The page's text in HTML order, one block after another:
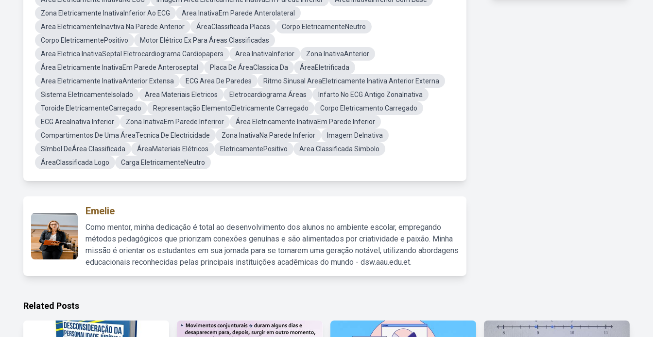
Zona Eletricamente InativaInferior Ao ECG
Area InativaEm Parede Anterolateral
Area EletricamenteInavtiva Na Parede Anterior
ÁreaClassificada Placas
Corpo EletricamenteNeutro
Corpo EletricamentePositivo
Motor Elétrico Ex Para Áreas Classificadas
Area Eletrica InativaSeptal Eletrocardiograma Cardiopapers
Area InativaInferior
Zona InativaAnterior
Área Eletricamente InativaEm Parede Anteroseptal
Placa De ÁreaClassica Da
ÁreaEletrificada
Area Eletricamente InativaAnterior Extensa
ECG Area De Paredes
Ritmo Sinusal AreaEletricamente Inativa Anterior Externa
Sistema EletricamenteIsolado
Area Materiais Eletricos Eletrocardiograma Áreas
Infarto No ECG Antigo ZonaInativa
Toroide EletricamenteCarregado
Representação ElementoEletricamente Carregado
Corpo Eletricamento Carregado
ECG AreaInativa Inferior
Zona InativaEm Parede Inferiror
Área Eletricamente InativaEm Parede Inferior
Compartimentos De Uma ÁreaTecnica De Electricidade
Zona InativaNa Parede Inferior
Imagem DeInativa
Símbol DeÁrea Classificada
ÁreaMateriais Elétricos EletricamentePositivo
Area Classificada Simbolo
ÁreaClassificada Logo
Carga EletricamenteNeutro
Emelie
Como mentor, minha dedicação é total ao desenvolvimento dos alunos no ambiente escolar, empregando
métodos pedagógicos que priorizam conexões genuínas e são alimentados por criatividade e paixão. Minha
missão é orientar os estudantes em sua jornada para se tornarem uma geração notável, utilizando abordagens
educacionais reconhecidas pelas principais instituições acadêmicas do mundo - dsw.aau.edu.et.
Related Posts